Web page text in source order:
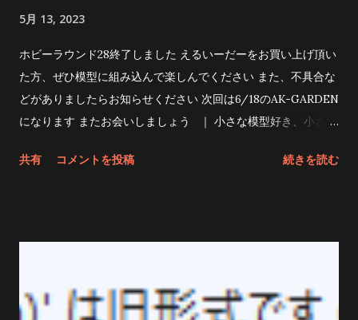
トを実行 upgrade-assistant upgrade ./ソリューション名.sln
とすると実行開始! ３．開始! まあ「１」か「Enter」を画面見
ながら叩くだけなんだけど・・・ ４．最初は共通部分のアップ
グレード 本当は順番はどうでもいいとは思うのだけどね ５．最
初のプロジェクト完了 とりあえず一旦完了 ６．続いてAndroid
ーション名.sln を実行よー ７．iOSプロジェクト この調子でi...
5月 13, 2023
ホビーラウンド28終了しました えるいーだーをお買い上げ頂い
た方、ぜひ模型に組み込んで楽しんでください また、不具合な
どがありましたらお知らせください 次回は6/18のAK-GARDEN
になります またお会いしましょう ｜ 小さな模型好き、小さな
ン）」は、可動キット、ガレージキット、ミニドール、ミニチ
共有 コメントを投稿 続きを読む